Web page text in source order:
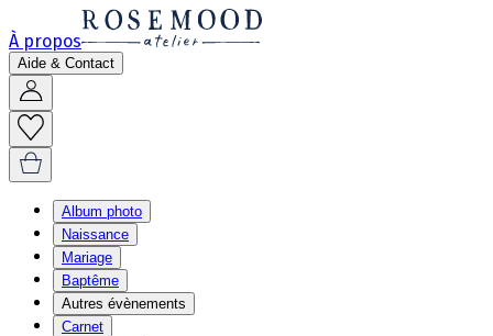
À propos
Aide & Contact
Album photo
Naissance
Mariage
Baptême
Autres évènements
Carnet